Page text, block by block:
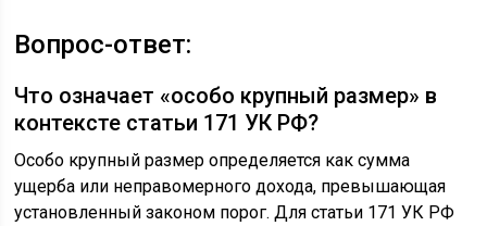
Вопрос-ответ:
Что означает «особо крупный размер» в
контексте статьи 171 УК РФ?
Особо крупный размер определяется как сумма
ущерба или неправомерного дохода, превышающая
установленный законом порог. Для статьи 171 УК РФ